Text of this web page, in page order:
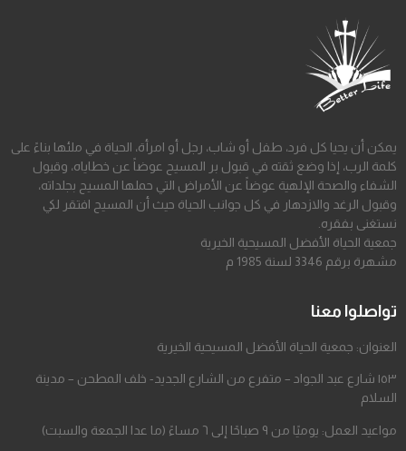
يمكن أن يحيا كل فرد، طفل أو شاب، رجل أو امرأة، الحياة في ملئها بناءً على
كلمة الرب، إذا وضع ثقته في قبول بر المسيح عوضاً عن خطاياه، وقبول
الشفاء والصحة الإلهية عوضاً عن الأمراض التي حملها المسيح بجلداته،
وقبول الرغد والازدهار في كل جوانب الحياة حيث أن المسيح افتقر لكي
نستغنى بفقره.
جمعية الحياة الأفضل المسيحية الخيرية
مشهرة برقم 3346 لسنة 1985 م
تواصلوا معنا
العنوان: جمعية الحياة الأفضل المسيحية الخيرية
١٥٣ شارع عبد الجواد – متفرع من الشارع الجديد- خلف المطحن – مدينة
السلام
مواعيد العمل: يوميًا من ٩ صباحًا إلى ٦ مساءً (ما عدا الجمعة والسبت)